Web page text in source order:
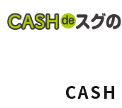
CASH